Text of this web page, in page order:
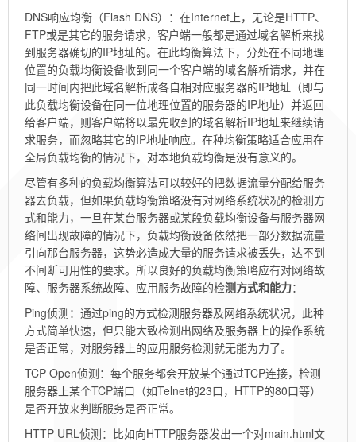
DNS响应均衡（Flash DNS）：在Internet上，无论是HTTP、
FTP或是其它的服务请求，客户端一般都是通过域名解析来找
到服务器确切的IP地址的。在此均衡算法下，分处在不同地理
位置的负载均衡设备收到同一个客户端的域名解析请求，并在
同一时间内把此域名解析成各自相对应服务器的IP地址（即与
此负载均衡设备在同一位地理位置的服务器的IP地址）并返回
给客户端，则客户端将以最先收到的域名解析IP地址来继续请
求服务，而忽略其它的IP地址响应。在种均衡策略适合应用在
全局负载均衡的情况下，对本地负载均衡是没有意义的。
尽管有多种的负载均衡算法可以较好的把数据流量分配给服务
器去负载，但如果负载均衡策略没有对网络系统状况的检测方
式和能力，一旦在某台服务器或某段负载均衡设备与服务器网
络间出现故障的情况下，负载均衡设备依然把一部分数据流量
引向那台服务器，这势必造成大量的服务请求被丢失，达不到
不间断可用性的要求。所以良好的负载均衡策略应有对网络故
障、服务器系统故障、应用服务故障的检测方式和能力：
Ping侦测：通过ping的方式检测服务器及网络系统状况，此种
方式简单快速，但只能大致检测出网络及服务器上的操作系统
是否正常，对服务器上的应用服务检测就无能为力了。
TCP Open侦测：每个服务都会开放某个通过TCP连接，检测
服务器上某个TCP端口（如Telnet的23口，HTTP的80口等）
是否开放来判断服务是否正常。
HTTP URL侦测：比如向HTTP服务器发出一个对main.html文